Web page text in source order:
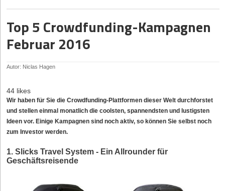
Top 5 Crowdfunding-Kampagnen
Februar 2016
Autor: Niclas Hagen
44 likes
Wir haben für Sie die Crowdfunding-Plattformen dieser Welt durchforstet
und stellen einmal monatlich die coolsten, spannendsten und lustigsten
Ideen vor. Einige Kampagnen sind noch aktiv, so können Sie selbst noch
zum Investor werden.
1. Slicks Travel System - Ein Allrounder für
Geschäftsreisende